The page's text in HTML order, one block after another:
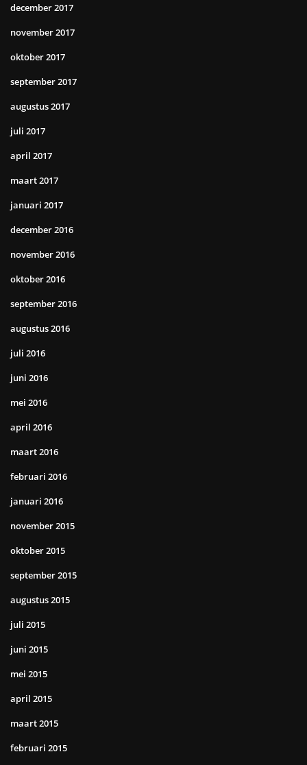
december 2017
november 2017
oktober 2017
september 2017
augustus 2017
juli 2017
april 2017
maart 2017
januari 2017
december 2016
november 2016
oktober 2016
september 2016
augustus 2016
juli 2016
juni 2016
mei 2016
april 2016
maart 2016
februari 2016
januari 2016
november 2015
oktober 2015
september 2015
augustus 2015
juli 2015
juni 2015
mei 2015
april 2015
maart 2015
februari 2015